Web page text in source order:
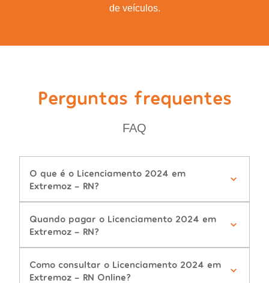
de veículos.
Perguntas frequentes
FAQ
O que é o Licenciamento 2024 em
Extremoz - RN?
Quando pagar o Licenciamento 2024 em
Extremoz - RN?
Como consultar o Licenciamento 2024 em
Extremoz - RN Online?